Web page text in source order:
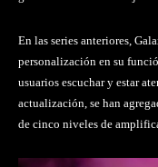
En las series anteriores,
personalización en su
usuarios escuchar y estar
actualización, se han
de cinco niveles de